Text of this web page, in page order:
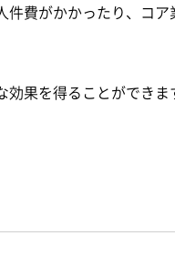
費がかかったり、コ
果を得ることができま